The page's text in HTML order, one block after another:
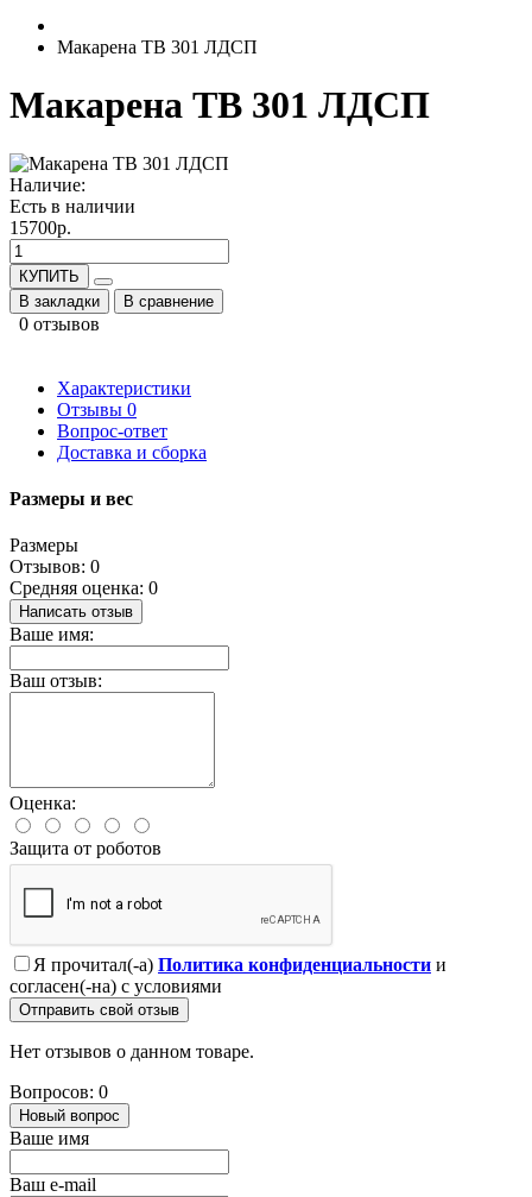
Макарена ТВ 301 ЛДСП
Макарена ТВ 301 ЛДСП
Наличие:
Есть в наличии
15700р.
КУПИТЬ
В закладки
В сравнение
0 отзывов
Характеристики
Отзывы 0
Вопрос-ответ
Доставка и сборка
Размеры и вес
Размеры
Отзывов: 0
Средняя оценка: 0
Написать отзыв
Ваше имя:
Ваш отзыв:
Оценка:
Защита от роботов
Я прочитал(-а) Политика конфиденциальности и
согласен(-на) с условиями
Отправить свой отзыв
Нет отзывов о данном товаре.
Вопросов: 0
Новый вопрос
Ваше имя
Ваш e-mail